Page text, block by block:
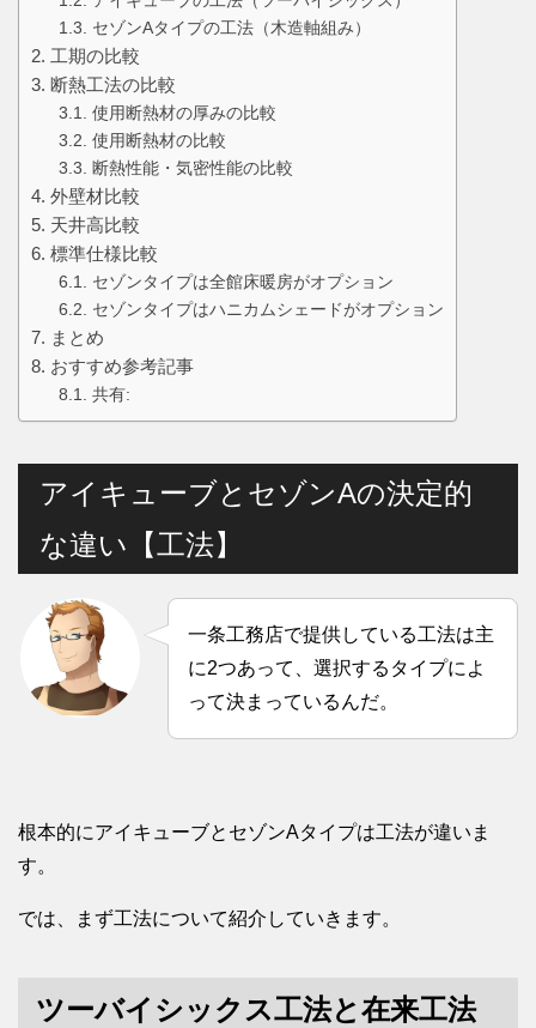
セゾンAタイプの工法（木造軸組み）
工期の比較
断熱工法の比較
使用断熱材の厚みの比較
使用断熱材の比較
断熱性能・気密性能の比較
外壁材比較
天井高比較
標準仕様比較
セゾンタイプは全館床暖房がオプション
セゾンタイプはハニカムシェードがオプション
まとめ
おすすめ参考記事
共有:
アイキューブとセゾンAの決定的
な違い【工法】
一条工務店で提供している工法は主
に2つあって、選択するタイプによ
って決まっているんだ。
根本的にアイキューブとセゾンAタイプは工法が違いま
す。
では、まず工法について紹介していきます。
ツーバイシックス工法と在来工法